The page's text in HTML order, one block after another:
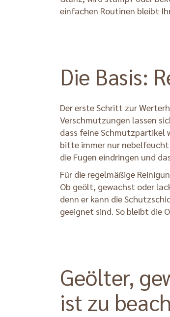
einfachen Routinen bleibt
Die Basis:
Der erste Schritt zur
Verschmutzungen lassen
dass feine Schmutzpartikel
bitte immer nur nebelfeucht
die Fugen eindringen und
Für die regelmäßige
Ob geölt, gewachst oder
denn er kann die
geeignet sind. So bleibt die
Geölter,
ist zu